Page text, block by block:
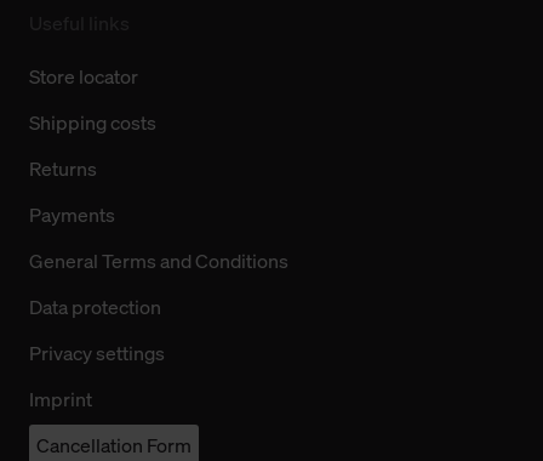
Store locator
Shipping costs
Returns
Payments
General Terms and Conditions
Data protection
Privacy settings
Imprint
Cancellation Form